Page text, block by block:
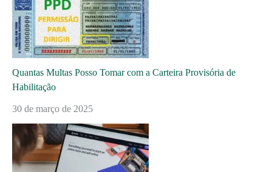
Quantas Multas Posso Tomar com a Carteira Provisória de
Habilitação
30 de março de 2025